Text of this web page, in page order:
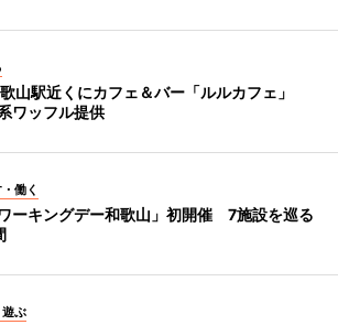
山駅近くにカフェ＆バー「ルルカフェ」
ワッフル提供
働く
ワーキングデー和歌山」初開催 7施設を巡る
遊ぶ